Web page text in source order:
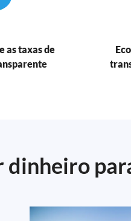
as taxas de